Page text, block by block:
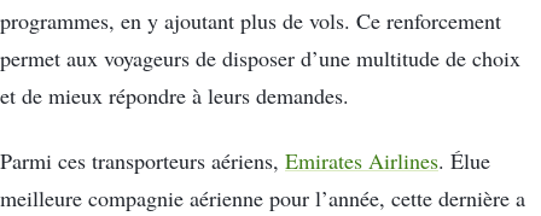
programmes, en y ajoutant plus de vols. Ce renforcement
permet aux voyageurs de disposer d’une multitude de choix
et de mieux répondre à leurs demandes.
Parmi ces transporteurs aériens, Emirates Airlines. Élue
meilleure compagnie aérienne pour l’année, cette dernière a